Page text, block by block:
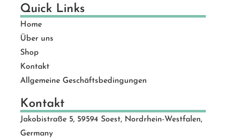
Quick Links
Home
Über uns
Shop
Kontakt
Allgemeine Geschäftsbedingungen
Kontakt
Jakobistraße 5, 59594 Soest, Nordrhein-Westfalen,
Germany